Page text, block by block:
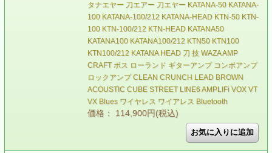
タナエヤー 刀エアー 刀エヤー KATANA-50 KATANA-
100 KATANA-100/212 KATANA-HEAD KTN-50 KTN-
100 KTN-100/212 KTN-HEAD KATANA50
KATANA100 KATANA100/212 KTN50 KTN100
KTN100/212 KATANA HEAD 刀 技 WAZA AMP
CRAFT ボス ローランド ギターアンプ コンボアンプ
ロックアンプ CLEAN CRUNCH LEAD BROWN
ACOUSTIC CUBE STREET LINE6 AMPLIFi VOX VT
VX Blues ワイヤレス ワイアレス Bluetooth
価格： 114,900円(税込)